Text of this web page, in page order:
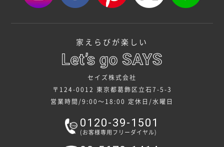
家えらびが楽しい
セイズ株式会社
〒124-0012 東京都葛飾区立石7-5-3
営業時間/9:00～18:00 定休日/水曜日
0120-39-1501
(お客様専用フリーダイヤル)